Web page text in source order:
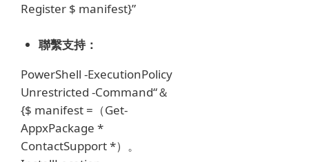
Register $ manifest}”
聯繫支持：
PowerShell -ExecutionPolicy
Unrestricted -Command“＆
{$ manifest =（Get-
AppxPackage *
ContactSupport *）。